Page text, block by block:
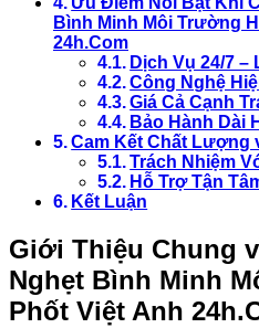
Bình Minh Môi Trường
24h.Com
Dịch Vụ 24/7 –
Công Nghệ
Giá Cả Cạnh
Bảo Hành Dài
Cam Kết Chất Lượng
Trách Nhiệm
Hỗ Trợ Tận
Kết Luận
Giới Thiệu Chung
Nghẹt Bình Minh
Phốt Việt Anh